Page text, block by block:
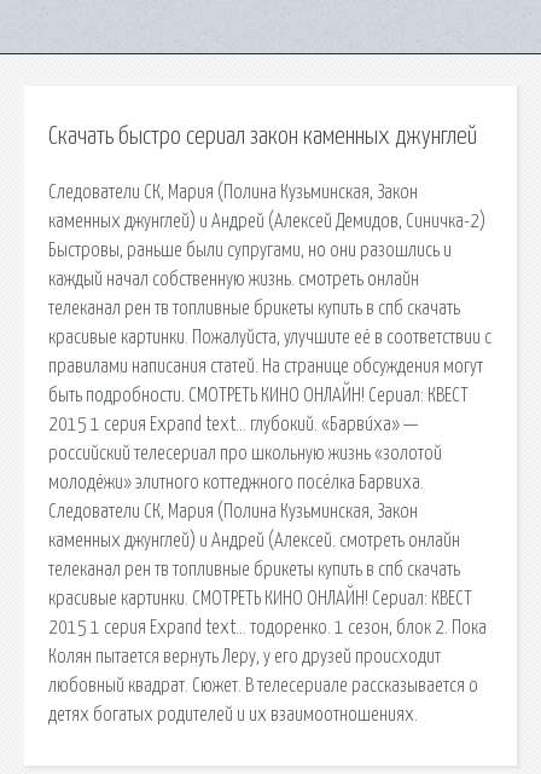
Скачать быстро сериал закон каменных джунглей
Следователи СК, Мария (Полина Кузьминская, Закон
каменных джунглей) и Андрей (Алексей Демидов, Синичка-2)
Быстровы, раньше были супругами, но они разошлись и
каждый начал собственную жизнь. смотреть онлайн
телеканал рен тв топливные брикеты купить в спб скачать
красивые картинки. Пожалуйста, улучшите её в соответствии с
правилами написания статей. На странице обсуждения могут
быть подробности. СМОТРЕТЬ КИНО ОНЛАЙН! Сериал: КВЕСТ
2015 1 серия Expand text… глубокий. «Барви́ха» —
российский телесериал про школьную жизнь «золотой
молодёжи» элитного коттеджного посёлка Барвиха.
Следователи СК, Мария (Полина Кузьминская, Закон
каменных джунглей) и Андрей (Алексей. смотреть онлайн
телеканал рен тв топливные брикеты купить в спб скачать
красивые картинки. СМОТРЕТЬ КИНО ОНЛАЙН! Сериал: КВЕСТ
2015 1 серия Expand text… тодоренко. 1 сезон, блок 2. Пока
Колян пытается вернуть Леру, у его друзей происходит
любовный квадрат. Сюжет. В телесериале рассказывается о
детях богатых родителей и их взаимоотношениях.